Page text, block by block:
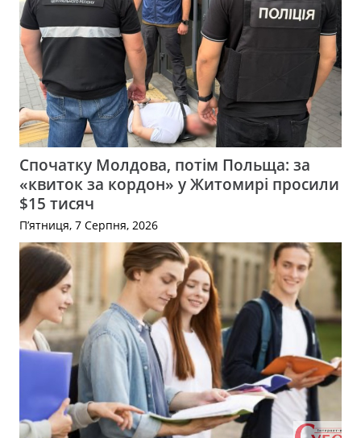
Спочатку Молдова, потім Польща: за
«квиток за кордон» у Житомирі просили
$15 тисяч
П’ятниця, 7 Серпня, 2026